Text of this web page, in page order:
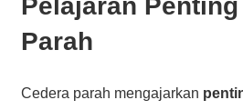
Pelajaran
Parah
Cedera parah mengajarkan